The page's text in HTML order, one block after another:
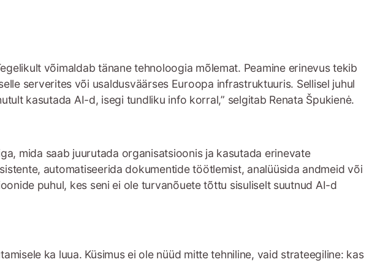
võimaldab tänane tehnoloogia mõlemat. Peamine erinevus tekib
serverites või usaldusväärses Euroopa infrastruktuuris. Sellisel juhul
kasutada AI-d, isegi tundliku info korral,” selgitab Renata Špukienė.
mida saab juurutada organisatsioonis ja kasutada erinevate
automatiseerida dokumentide töötlemist, analüüsida andmeid või
puhul, kes seni ei ole turvanõuete tõttu sisuliselt suutnud AI-d
ka luua. Küsimus ei ole nüüd mitte tehniline, vaid strateegiline: kas